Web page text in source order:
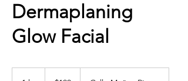
Dermaplaning
Glow Facial